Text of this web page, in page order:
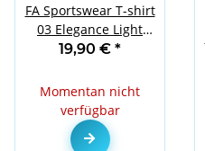
FA Sportswear T-shirt
03 Elegance Light
Grey
19,90 € *
Momentan nicht
verfügbar
Zum Artikel